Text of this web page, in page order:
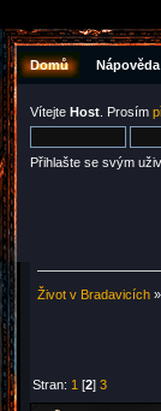
Domů Nápověda
Vítejte Host . Prosím
Přihlašte se svým
Život v Bradavicích »
Stran: 1 [2]3